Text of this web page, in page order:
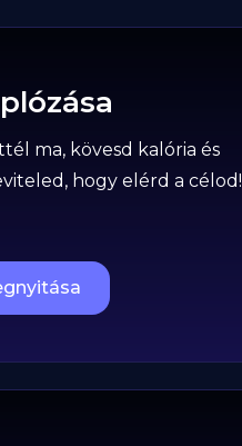
ma, kövesd kalória és
hogy elérd a célod!